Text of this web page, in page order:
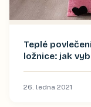
Teplé
ložnice: jak
26. ledna 2021